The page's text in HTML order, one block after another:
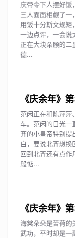
庆帝令下人摆好饭
三人面面相觑了一
用饭十分斯文规矩
一边点评，一会说
正在大块朵颐的二
德...
《庆余年》
范闲正在和陈萍萍
车。范闲的目光一
齐的小皇帝特别提
白，要说北齐想换
回到北齐还有点作
般惦...
《庆余年》
海棠朵朵是苦荷的
武功，平时却是一